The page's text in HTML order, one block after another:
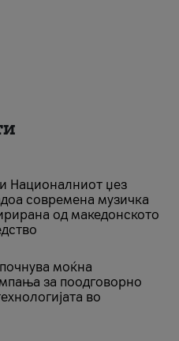
Националниот џез
современа музичка
од македонското
моќна
за поодговорно
во